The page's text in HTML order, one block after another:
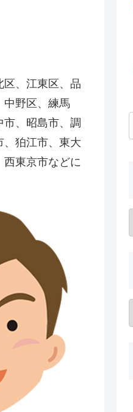
区、江東区、品
中野区、練馬
、昭島市、調
、狛江市、東大
西東京市などに